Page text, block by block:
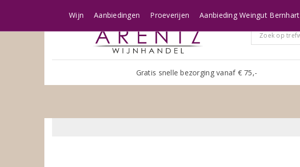
Gratis snelle bezorging vanaf € 75,-
Wijn Aanbiedingen Proeverijen Aanbieding Weingut Bernhart